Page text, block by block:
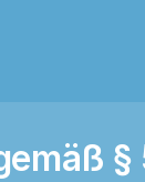
§